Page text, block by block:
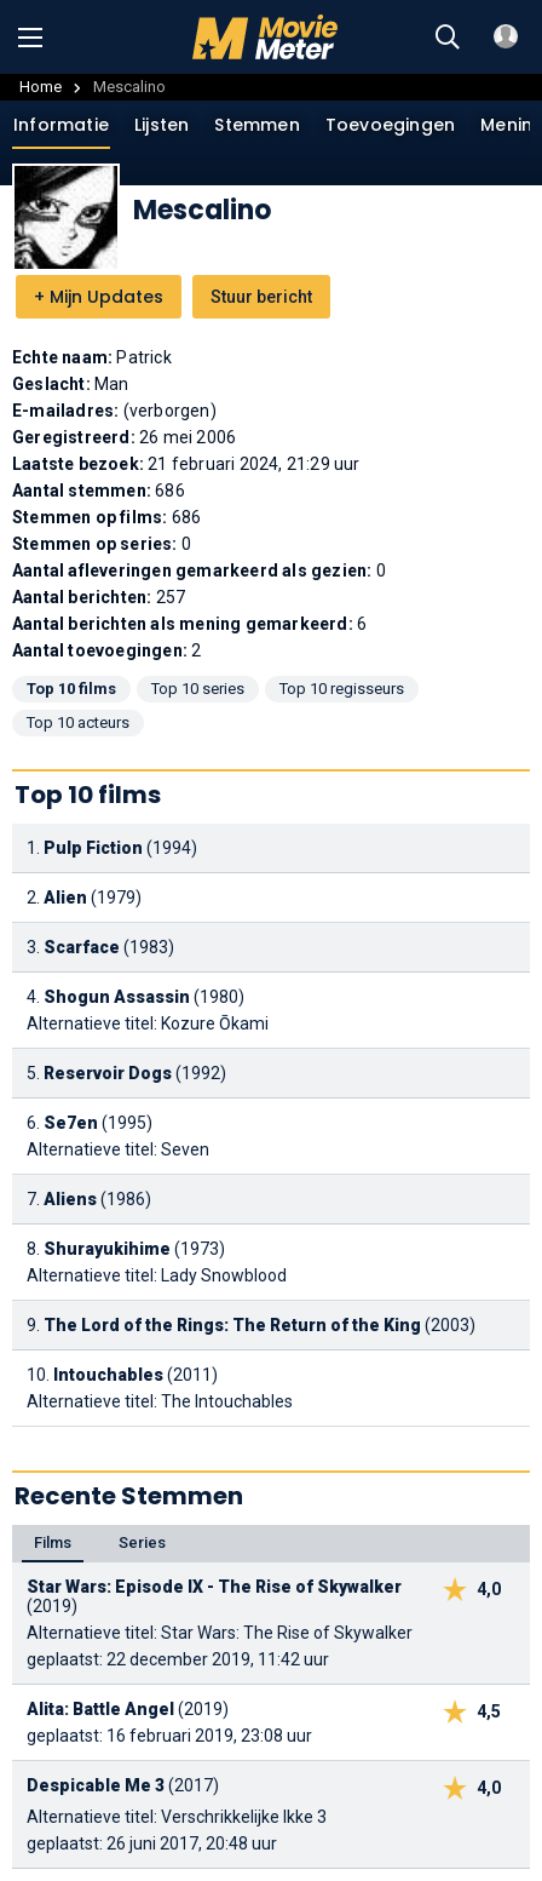
Home Mescalino
+ Mijn Updates Stuur bericht
Informatie Lijsten Stemmen Toevoegingen
Mescalino
Echte naam: Patrick
Geslacht: Man
E-mailadres: (verborgen)
Geregistreerd: 26 mei 2006
Laatste bezoek:21 februari 2024, 21:29 uur
Aantal stemmen:686
Stemmen op films: 686
Stemmen op series: 0
Aantal afleveringen gemarkeerd als gezien: 0
Aantal berichten: 257
Aantal berichten als mening gemarkeerd: 6
Aantal toevoegingen:2
Top 10 films Top 10 series
Top 10 regisseurs
Top 10 acteurs
Top 10 films
1. Pulp Fiction (1994)
2. Alien (1979)
3. Scarface (1983)
4. Shogun Assassin (1980)
Alternatieve titel: Kozure Ōkami
5. Reservoir Dogs(1992)
6. Se7en (1995)
Alternatieve titel: Seven
7. Aliens(1986)
8. Shurayukihime (1973)
Alternatieve titel: Lady Snowblood
9. The Lord of the Rings: The Return of the King (2003)
10. Intouchables(2011)
Alternatieve titel: The Intouchables
Recente Stemmen
Films Series
4,0
Star Wars: Episode IX - The Rise of Skywalker
(2019)
Alternatieve titel: Star Wars: The Rise of Skywalker
geplaatst: 22 december 2019, 11:42 uur
4,5
Alita: Battle Angel (2019)
geplaatst: 16 februari 2019, 23:08 uur
4,0
Despicable Me 3(2017)
Alternatieve titel: Verschrikkelijke Ikke 3
geplaatst: 26 juni 2017, 20:48 uur